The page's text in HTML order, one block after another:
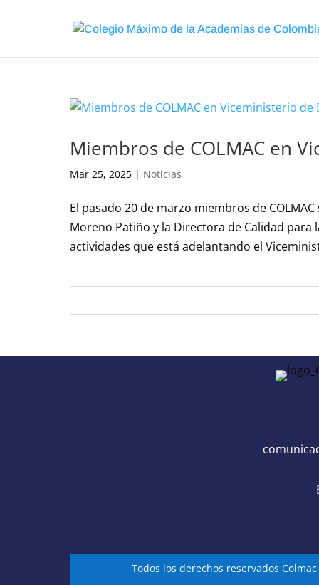
Miembros de COLMAC en
Mar 25, 2025 | Noticias
El pasado 20 de marzo miembros de
Moreno Patiño y la Directora de Calidad
actividades que está adelantando el
Todos los derechos reservados